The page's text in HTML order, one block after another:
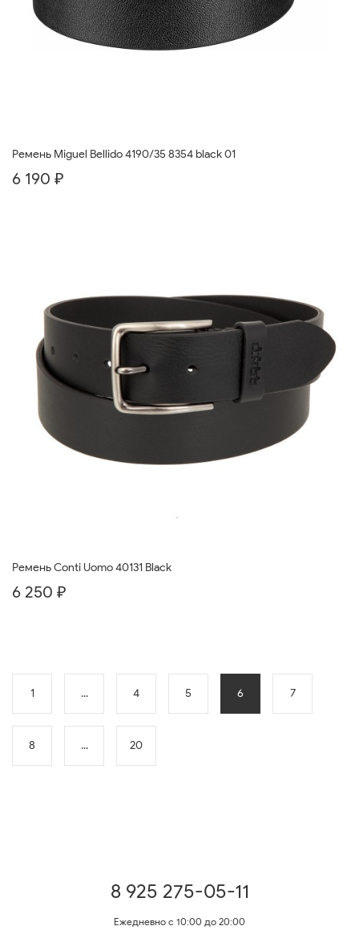
Ремень Miguel Bellido 4190/35 8354 black 01
6 190 ₽
Ремень Conti Uomo 40131 Black
6 250 ₽
1 ... 4 5 6 7
8 ... 20
8 925 275-05-11
Ежедневно с 10:00 до 20:00